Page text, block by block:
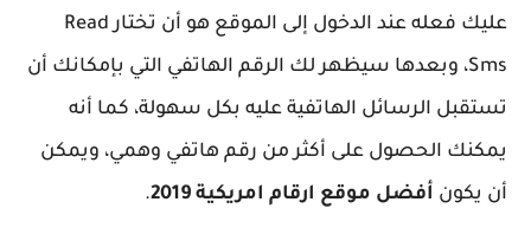
عليك فعله عند الدخول إلى الموقع هو أن تختار Read
Sms، وبعدها سيظهر لك الرقم الهاتفي التي بإمكانك أن
تستقبل الرسائل الهاتفية عليه بكل سهولة، كما أنه
يمكنك الحصول على أكثر من رقم هاتفي وهمي، ويمكن
أن يكون أفضل موقع ارقام امريكية 2019 .